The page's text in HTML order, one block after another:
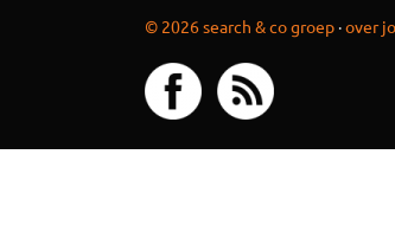
© 2026 search & co groep·over